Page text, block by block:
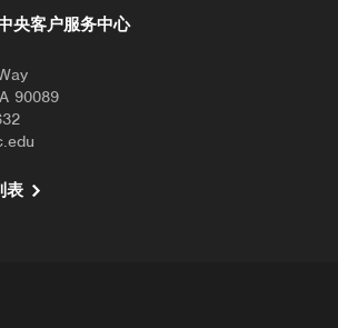
办
理
央客户服务中心
90089
表